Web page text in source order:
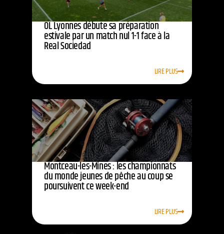
OL Lyonnes débute sa préparation
estivale par un match nul 1-1 face à la
Real Sociedad
LIRE PLUS
Montceau-les-Mines : les championnats
du monde jeunes de pêche au coup se
poursuivent ce week-end
LIRE PLUS